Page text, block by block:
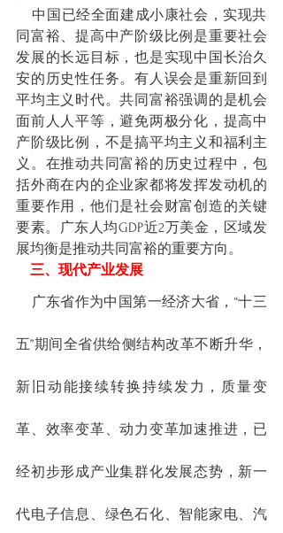
同富裕、提高中产阶级比例是重要社会
发展的长远目标，也是实现中国长治久
安的历史性任务。有人误会是重新回到
平均主义时代。共同富裕强调的是机会
面前人人平等，避免两极分化，提高中
产阶级比例，不是搞平均主义和福利主
义。在推动共同富裕的历史过程中，包
括外商在内的企业家都将发挥发动机的
重要作用，他们是社会财富创造的关键
要素。广东人均GDP近2万美金，区域发
展均衡是推动共同富裕的重要方向。
    三、现代产业发展
五”期间全省供给侧结构改革不断升华，
新旧动能接续转换持续发力，质量变
革、效率变革、动力变革加速推进，已
经初步形成产业集群化发展态势，新一
代电子信息、绿色石化、智能家电、汽